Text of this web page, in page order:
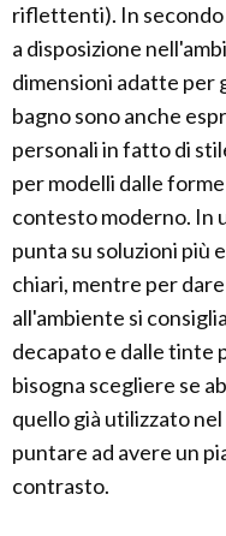
riflettenti). In secondo
a disposizione
dimensioni adatte per
bagno sono anche
personali in fatto di
per modelli dalle
contesto moderno. In
punta su soluzioni più
chiari, mentre per
all'ambiente si
decapato e dalle tinte
bisogna scegliere se
quello già utilizzato
puntare ad avere un
contrasto.